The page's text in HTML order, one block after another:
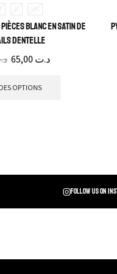
XL XXL
pièces blanc en satin de
dentelle
د.ت
OPTIONS
Follow us on